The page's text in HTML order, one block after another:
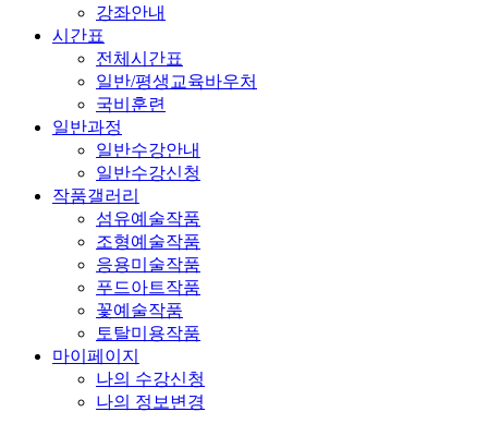
강좌안내
시간표
전체시간표
일반/평생교육바우처
국비훈련
일반과정
일반수강안내
일반수강신청
작품갤러리
섬유예술작품
조형예술작품
응용미술작품
푸드아트작품
꽃예술작품
토탈미용작품
마이페이지
나의 수강신청
나의 정보변경